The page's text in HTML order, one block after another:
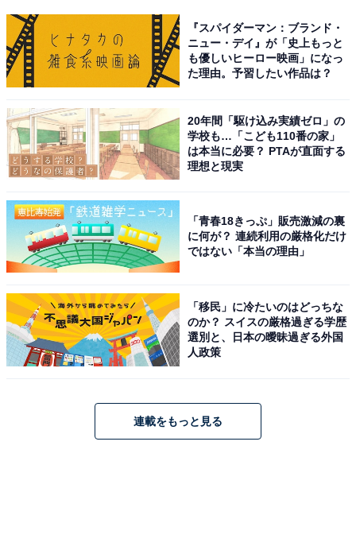
【あわせて買いたい】HiKOKI(ハイコーキ)の人気
商品5選
HiKOKI(ハイコーキ)「C1806DB(NN)」
『スパイダーマン：ブランド・
ニュー・デイ』が「史上もっと
も優しいヒーロー映画」になっ
た理由。予習したい作品は？
20年間「駆け込み実績ゼロ」の
学校も…「こども110番の家」
は本当に必要？ PTAが直面する
理想と現実
「青春18きっぷ」販売激減の裏
に何が？ 連続利用の厳格化だけ
ではない「本当の理由」
「移民」に冷たいのはどっちな
のか？ スイスの厳格過ぎる学歴
選別と、日本の曖昧過ぎる外国
人政策
連載をもっと見る